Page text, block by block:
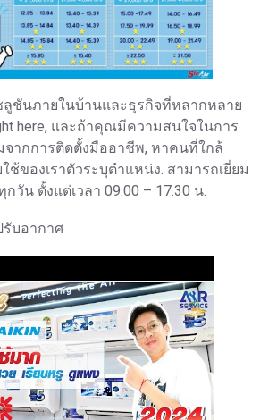
0 COMMENTS
1
TAG
ลูชันภายในบ้านและธุรกิจที่หลากหลาย
here, และถ้าคุณมีความสนใจในการ
จากการติดตั้งมืออาชีพ, หาคนที่ใกล้
ช้ของเราตัวระบุตําแหน่ง. สามารถเยี่ยม
วัน ตั้งแต่เวลา 09.00 – 17.30 น.